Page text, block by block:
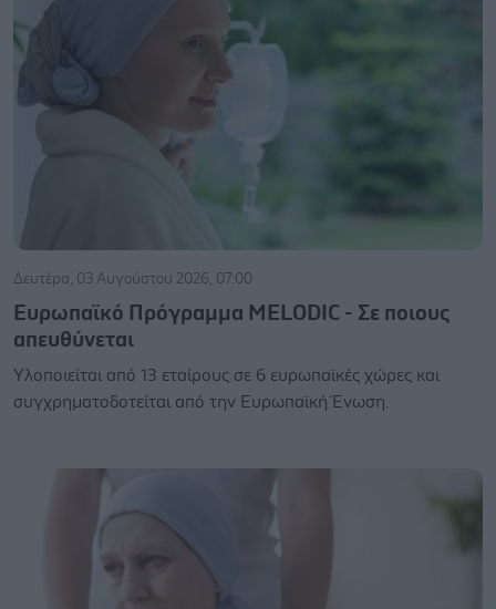
Δευτέρα, 03 Αυγούστου 2026, 07:00
Ευρωπαϊκό Πρόγραμμα MELODIC - Σε ποιους
απευθύνεται
Υλοποιείται από 13 εταίρους σε 6 ευρωπαϊκές χώρες και
συγχρηματοδοτείται από την Ευρωπαϊκή Ένωση.